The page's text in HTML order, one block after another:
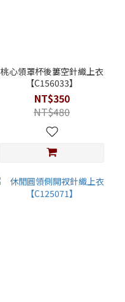
桃心領罩杯後簍空針織上衣
【C156033】
NT$350
NT$480